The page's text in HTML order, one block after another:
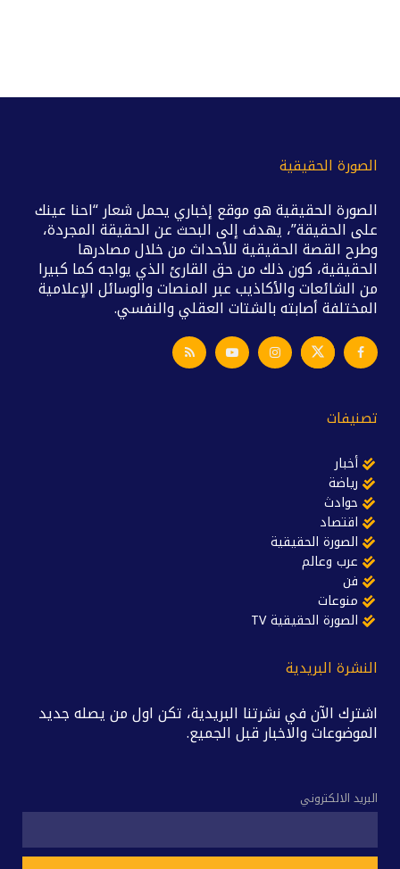
الصورة الحقيقية
الصورة الحقيقية هو موقع إخباري يحمل شعار “احنا عينك
على الحقيقة”، يهدف إلى البحث عن الحقيقة المجردة،
وطرح القصة الحقيقية للأحداث من خلال مصادرها
الحقيقية، كون ذلك من حق القارئ الذي يواجه كما كبيرا
من الشائعات والأكاذيب عبر المنصات والوسائل الإعلامية
المختلفة أصابته بالشتات العقلي والنفسي.
تصنيفات
أخبار
رياضة
حوادث
اقتصاد
الصورة الحقيقية
عرب وعالم
فن
منوعات
الصورة الحقيقية TV
النشرة البريدية
اشترك الآن في نشرتنا البريدية، تكن اول من يصله جديد
الموضوعات والاخبار قبل الجميع.
البريد الالكتروني